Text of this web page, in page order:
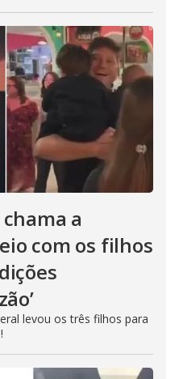
a
com os filhos
levou os três filhos para